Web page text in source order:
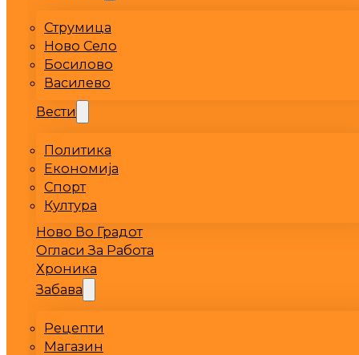
Струмица
Ново Село
Босилово
Василево
Вести
Политика
Економија
Спорт
Култура
Ново Во Градот
Огласи За Работа
Хроника
Забава
Рецепти
Магазин